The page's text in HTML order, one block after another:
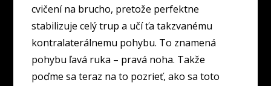
cvičení na brucho, pretože perfektne
stabilizuje celý trup a učí ťa takzvanému
kontralaterálnemu pohybu. To znamená
pohybu ľavá ruka – pravá noha. Takže
poďme sa teraz na to pozrieť, ako sa toto